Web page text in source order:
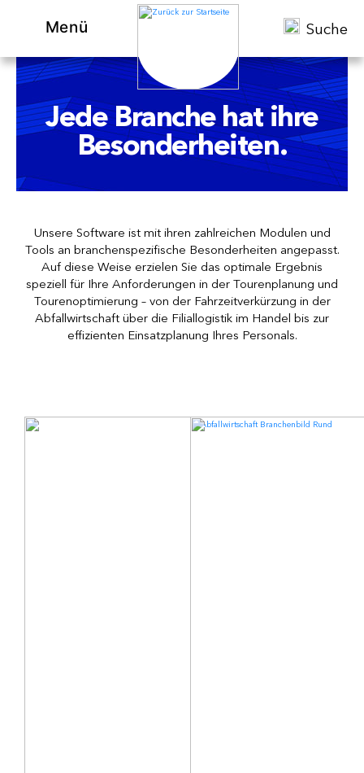
Menü Suche
Jede Branche hat ihre
Besonderheiten.
Unsere Software ist mit ihren zahlreichen Modulen und
Tools an branchenspezifische Besonderheiten angepasst.
Auf diese Weise erzielen Sie das optimale Ergebnis
speziell für Ihre Anforderungen in der Tourenplanung und
Tourenoptimierung – von der Fahrzeitverkürzung in der
Abfallwirtschaft über die Filiallogistik im Handel bis zur
effizienten Einsatzplanung Ihres Personals.